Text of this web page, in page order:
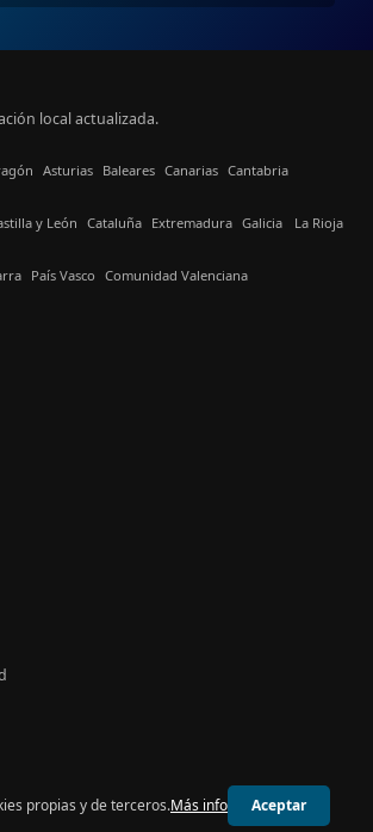
local actualizada.
Asturias Baleares Canarias Cantabria
y León Cataluña Extremadura Galicia La Rioja
País Vasco Comunidad Valenciana
© 2026 24h Madrid
propias y de terceros.Más info Aceptar